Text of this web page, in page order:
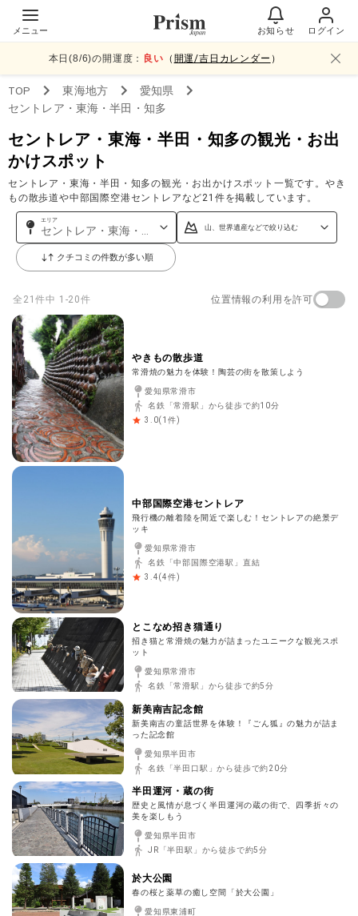
メニュー お知らせ ログイン
本日(8/6)の開運度： 良い （ 開運/吉日カレンダー ）
TOP 東海地方
愛知県
セントレア・東海・半田・知多
セントレア・東海・半田・知多の観光・お出
かけスポット
セントレア・東海・半田・知多の観光・お出かけスポット一覧です。やき
もの散歩道や中部国際空港セントレアなど21件を掲載しています。
エリア
セントレア・東海・半田・知多 山、世界遺産などで絞り込む
クチコミの件数が多い順
全 21件中 1-20件 位置情報の利用を許可
やきもの散歩道
常滑焼の魅力を体験！陶芸の街を散策しよう
愛知県常滑市
名鉄「常滑駅」から徒歩で約10分
3.0( 1件)
中部国際空港セントレア
飛行機の離着陸を間近で楽しむ！セントレアの絶景デ
ッキ
愛知県常滑市
名鉄「中部国際空港駅」直結
3.4(4件)
とこなめ招き猫通り
招き猫と常滑焼の魅力が詰まったユニークな観光スポ
ット
愛知県常滑市
名鉄「常滑駅」から徒歩で約5分
新美南吉記念館
新美南吉の童話世界を体験！『ごん狐』の魅力が詰ま
った記念館
愛知県半田市
名鉄「半田口駅」から徒歩で約20分
半田運河・蔵の街
歴史と風情が息づく半田運河の蔵の街で、四季折々の
美を楽しもう
愛知県半田市
JR「半田駅」から徒歩で約5分
於大公園
春の桜と薬草の癒し空間「於大公園」
愛知県東浦町